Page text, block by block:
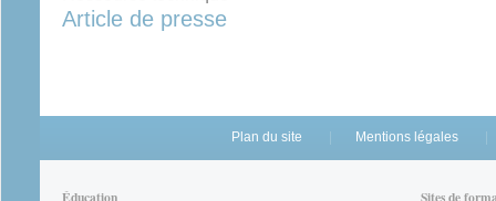
Article de presse
Plan du site Mentions légales
Éducation Sites de